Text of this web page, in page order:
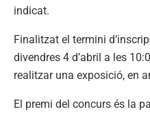
indicat.
Finalitzat el termini
divendres 4 d’abril a les
realitzar una exposició, en
El premi del concurs és la